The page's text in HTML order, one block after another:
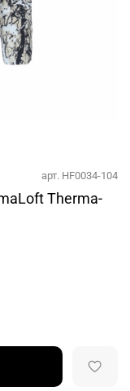
арт. HF0034-104
Therma-